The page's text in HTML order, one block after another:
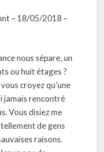
– 18/05/2018 –
nous sépare, un
ou huit étages ?
croyez qu’une
jamais rencontré
Vous disiez me
de gens
raisons.